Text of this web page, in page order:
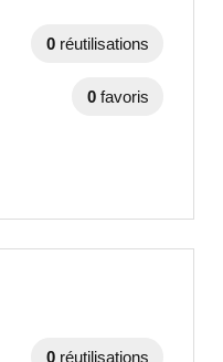
0 réutilisations
0 favoris
0 réutilisations